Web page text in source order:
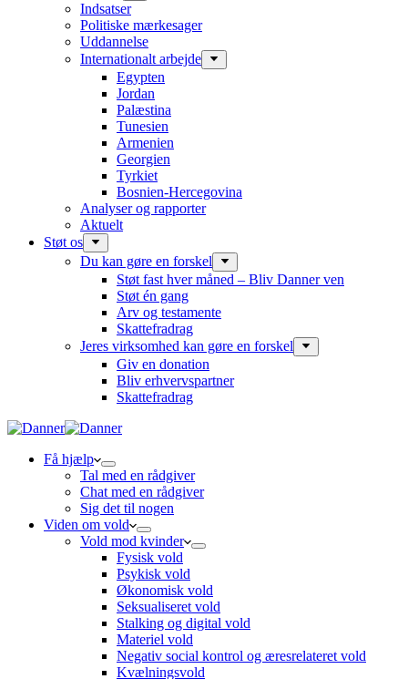
Indsatser
Politiske mærkesager
Uddannelse
Internationalt arbejde
Egypten
Jordan
Palæstina
Tunesien
Armenien
Georgien
Tyrkiet
Bosnien-Hercegovina
Analyser og rapporter
Aktuelt
Støt os
Du kan gøre en forskel
Støt fast hver måned – Bliv Danner ven
Støt én gang
Arv og testamente
Skattefradrag
Jeres virksomhed kan gøre en forskel
Giv en donation
Bliv erhvervspartner
Skattefradrag
Få hjælp
Tal med en rådgiver
Chat med en rådgiver
Sig det til nogen
Viden om vold
Vold mod kvinder
Fysisk vold
Psykisk vold
Økonomisk vold
Seksualiseret vold
Stalking og digital vold
Materiel vold
Negativ social kontrol og æresrelateret vold
Kvælningsvold